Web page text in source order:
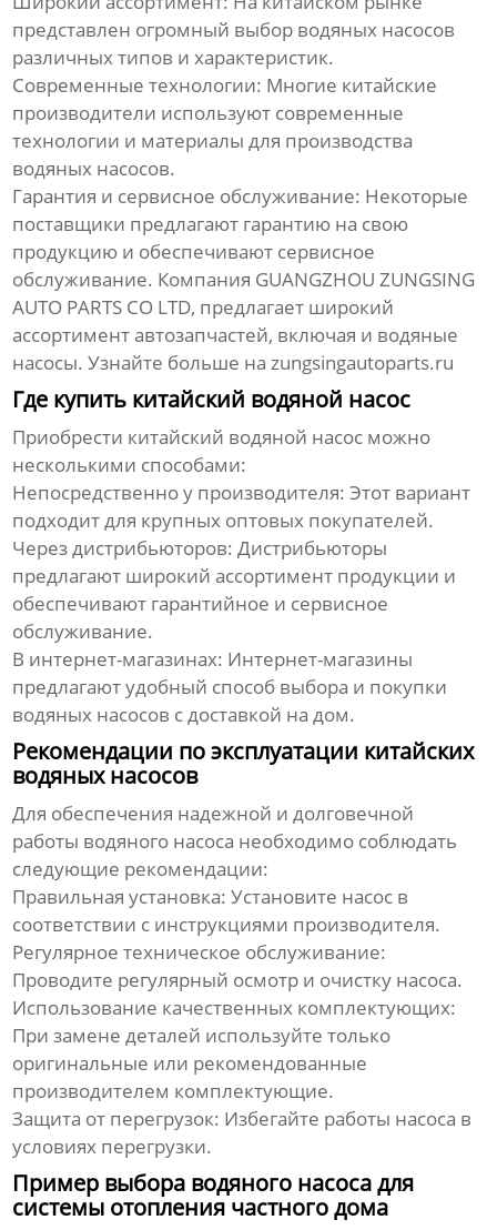
представлен огромный выбор водяных насосов
различных типов и характеристик.
Современные технологии: Многие китайские
производители используют современные
технологии и материалы для производства
водяных насосов.
Гарантия и сервисное обслуживание: Некоторые
поставщики предлагают гарантию на свою
продукцию и обеспечивают сервисное
обслуживание. Компания GUANGZHOU ZUNGSING
AUTO PARTS CO LTD, предлагает широкий
ассортимент автозапчастей, включая и водяные
насосы. Узнайте больше наzungsingautoparts.ru
Где купить китайский водяной насос
Приобрести китайский водяной насос можно
несколькими способами:
Непосредственно у производителя: Этот вариант
подходит для крупных оптовых покупателей.
Через дистрибьюторов: Дистрибьюторы
предлагают широкий ассортимент продукции и
обеспечивают гарантийное и сервисное
обслуживание.
В интернет-магазинах: Интернет-магазины
предлагают удобный способ выбора и покупки
водяных насосов с доставкой на дом.
Рекомендации по эксплуатации китайских
водяных насосов
Для обеспечения надежной и долговечной
работы водяного насоса необходимо соблюдать
следующие рекомендации:
Правильная установка: Установите насос в
соответствии с инструкциями производителя.
Регулярное техническое обслуживание:
Проводите регулярный осмотр и очистку насоса.
Использование качественных комплектующих:
При замене деталей используйте только
оригинальные или рекомендованные
производителем комплектующие.
Защита от перегрузок: Избегайте работы насоса в
условиях перегрузки.
Пример выбора водяного насоса для
системы отопления частного дома